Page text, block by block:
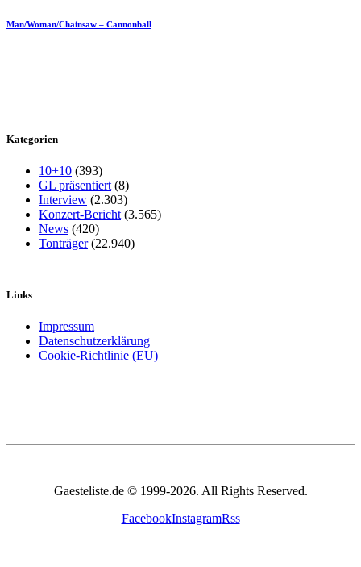
Man/Woman/Chainsaw – Cannonball
Kategorien
10+10 (393)
GL präsentiert (8)
Interview (2.303)
Konzert-Bericht (3.565)
News (420)
Tonträger(22.940)
Links
Impressum
Datenschutzerklärung
Cookie-Richtlinie (EU)
Gaesteliste.de © 1999-2026. All Rights Reserved.
FacebookInstagramRss